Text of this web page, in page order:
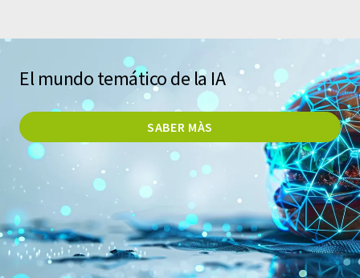
El mundo temático de la IA
SABER MÀS